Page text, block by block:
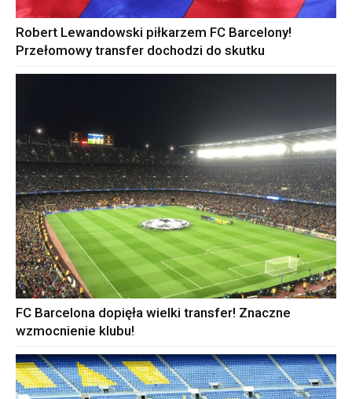
Robert Lewandowski piłkarzem FC Barcelony!
Przełomowy transfer dochodzi do skutku
FC Barcelona dopięła wielki transfer! Znaczne
wzmocnienie klubu!